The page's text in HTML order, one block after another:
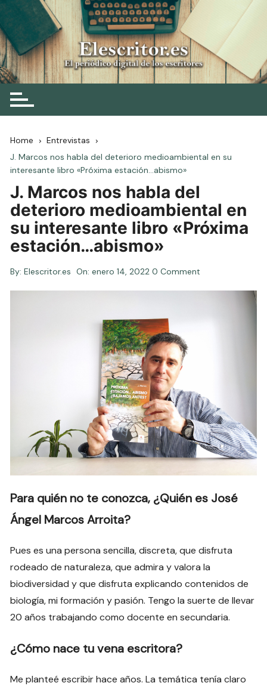
Skip
to
content
Elescritor.es
El periódico digital de los escritores
Home
Entrevistas
J. Marcos nos habla del deterioro medioambiental en su
interesante libro «Próxima estación…abismo»
J. Marcos nos habla del
deterioro medioambiental en
su interesante libro «Próxima
estación…abismo»
By: Elescritor.es On:enero 14, 2022 0 Comment
Para quién no te conozca, ¿Quién es José
Ángel Marcos Arroita?
Pues es una persona sencilla, discreta, que disfruta
rodeado de naturaleza, que admira y valora la
biodiversidad y que disfruta explicando contenidos de
biología, mi formación y pasión. Tengo la suerte de llevar
20 años trabajando como docente en secundaria.
¿Cómo nace tu vena escritora?
Me planteé escribir hace años. La temática tenía claro